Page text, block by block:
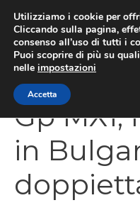
contenuto
Gp MX1,
in
Utilizziamo i cookie per
Cliccando sulla pagina,
consenso all’uso di tutti i
Puoi scoprire di più su
nelle impostazioni
Accetta